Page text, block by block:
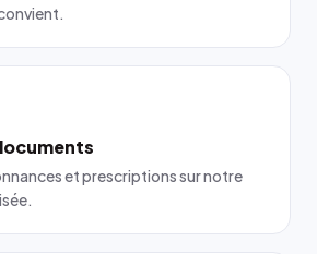
et prescriptions sur notre